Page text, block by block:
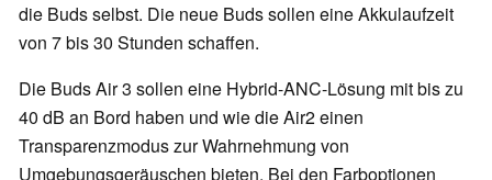
die Buds selbst. Die neue Buds sollen eine Akkulaufzeit
von 7 bis 30 Stunden schaffen.
Die Buds Air 3 sollen eine Hybrid-ANC-Lösung mit bis zu
40 dB an Bord haben und wie die Air2 einen
Transparenzmodus zur Wahrnehmung von
Umgebungsgeräuschen bieten. Bei den Farboptionen